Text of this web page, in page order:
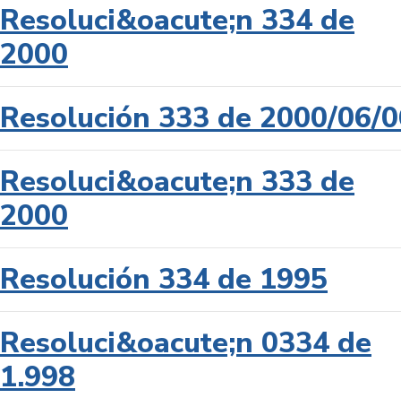
Resoluci&oacute;n 334 de
2000
Resolución 333 de 2000/06/
Resoluci&oacute;n 333 de
2000
Resolución 334 de 1995
Resoluci&oacute;n 0334 de
1.998